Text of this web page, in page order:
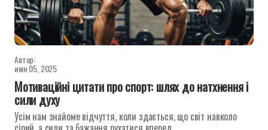
Автор:
июн 05, 2025
Мотиваційні цитати про спорт: шлях до натхнення і
сили духу
Усім нам знайоме відчуття, коли здається, що світ навколо